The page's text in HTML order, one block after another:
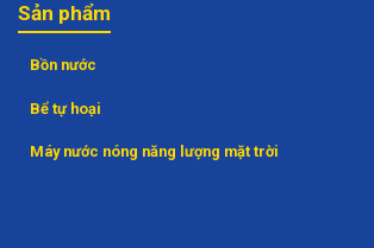
Sản phẩm
Bồn nước
Bể tự hoại
Máy nước nóng năng lượng mặt trời